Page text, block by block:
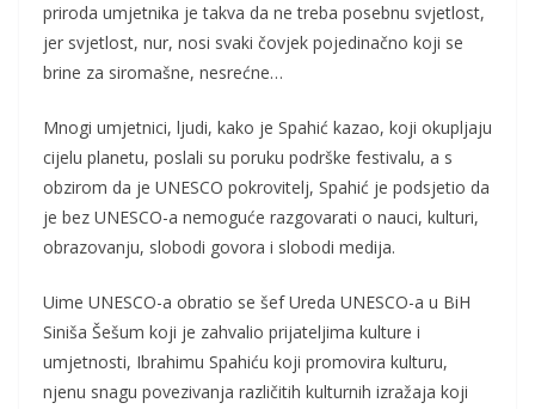
priroda umjetnika je takva da ne treba posebnu svjetlost,
jer svjetlost, nur, nosi svaki čovjek pojedinačno koji se
brine za siromašne, nesrećne…
Mnogi umjetnici, ljudi, kako je Spahić kazao, koji okupljaju
cijelu planetu, poslali su poruku podrške festivalu, a s
obzirom da je UNESCO pokrovitelj, Spahić je podsjetio da
je bez UNESCO-a nemoguće razgovarati o nauci, kulturi,
obrazovanju, slobodi govora i slobodi medija.
Uime UNESCO-a obratio se šef Ureda UNESCO-a u BiH
Siniša Šešum koji je zahvalio prijateljima kulture i
umjetnosti, Ibrahimu Spahiću koji promovira kulturu,
njenu snagu povezivanja različitih kulturnih izražaja koji